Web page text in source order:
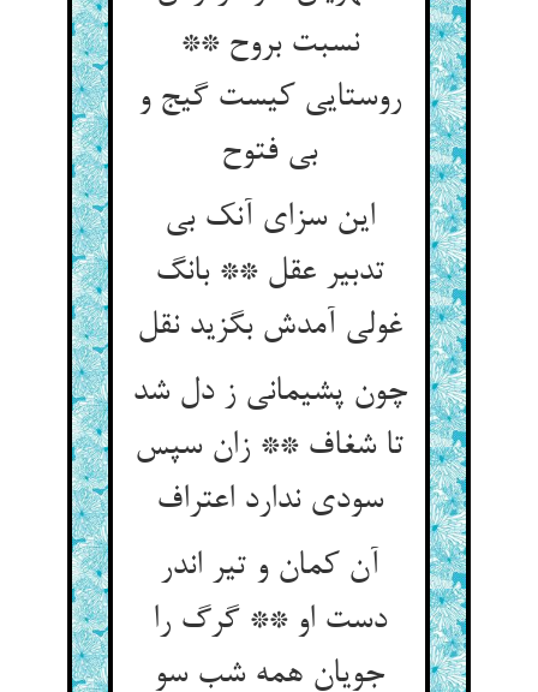
نسبت بروح **
روستایی کیست گیج و
بی فتوح
این سزای آنک بی
تدبیر عقل ** بانگ
غولی آمدش بگزید نقل
چون پشیمانی ز دل شد
تا شغاف ** زان سپس
سودی ندارد اعتراف
آن کمان و تیر اندر
دست او ** گرگ را
جویان همه شب سو